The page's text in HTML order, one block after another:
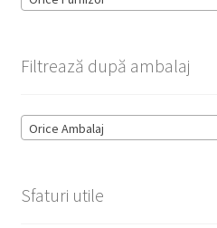
Filtrează după ambalaj
Orice Ambalaj
Sfaturi utile